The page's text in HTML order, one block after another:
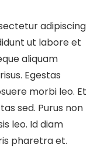
adipiscing
ut labore et
aliquam
Egestas
morbi leo. Et
sed. Purus non
leo. Id diam
pharetra et.